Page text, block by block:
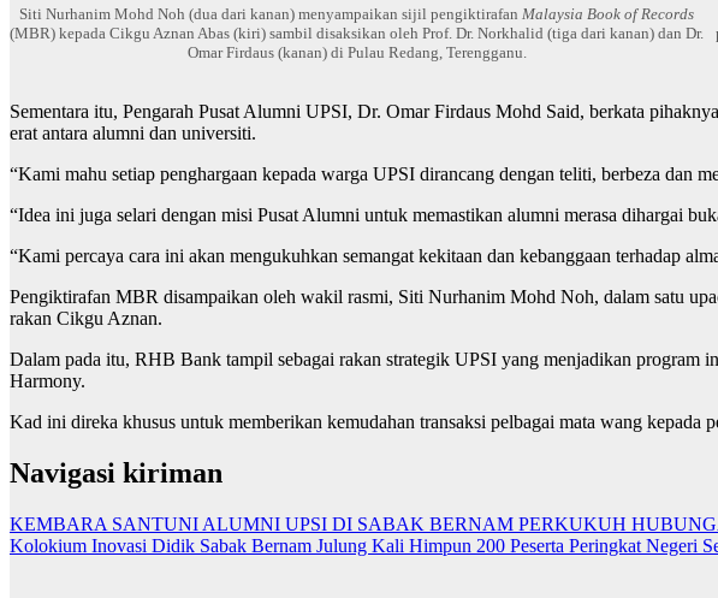
Siti Nurhanim Mohd Noh (dua dari kanan) menyampaikan sijil pengiktirafanMalaysia Book of Records
(MBR) kepada Cikgu Aznan Abas (kiri) sambil disaksikan oleh Prof. Dr. Norkhalid (tiga dari kanan) dan Dr.
Omar Firdaus (kanan) di Pulau Redang, Terengganu.
Sementara itu, Pengarah Pusat Alumni UPSI, Dr. Omar Firdaus Mohd Said, berkata
erat antara alumni dan universiti.
“Kami mahu setiap penghargaan kepada warga UPSI dirancang dengan teliti, berbeza dan
“Idea ini juga selari dengan misi Pusat Alumni untuk memastikan alumni merasa dihargai
“Kami percaya cara ini akan mengukuhkan semangat kekitaan dan kebanggaan terhadap
Pengiktirafan MBR disampaikan oleh wakil rasmi, Siti Nurhanim Mohd Noh, dalam satu
rakan Cikgu Aznan.
Dalam pada itu, RHB Bank tampil sebagai rakan strategik UPSI yang menjadikan
Harmony.
Kad ini direka khusus untuk memberikan kemudahan transaksi pelbagai mata wang kepada
Navigasi kiriman
KEMBARA SANTUNI ALUMNI UPSI DI SABAK BERNAM PERKUKUH
Kolokium Inovasi Didik Sabak Bernam Julung Kali Himpun 200 Peserta Peringkat Negeri